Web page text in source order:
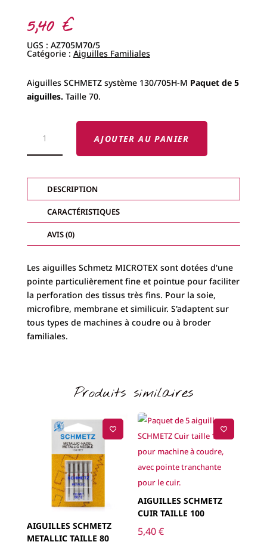
5,40 €
UGS : AZ705M70/5
Catégorie : Aiguilles Familiales
Aiguilles SCHMETZ système 130/705H-M Paquet de 5
aiguilles. Taille 70.
AIGUILLES
MICROTEX
70
AJOUTER AU PANIER
DESCRIPTION
CARACTÉRISTIQUES
AVIS (0)
Les aiguilles Schmetz MICROTEX sont dotées d'une
pointe particulièrement fine et pointue pour faciliter
la perforation des tissus très fins. Pour la soie,
microfibre, membrane et similicuir. S'adaptent sur
tous types de machines à coudre ou à broder
familiales.
Produits similaires
AIGUILLES SCHMETZ
METALLIC TAILLE 80
AIGUILLES SCHMETZ
CUIR TAILLE 100
5,40€